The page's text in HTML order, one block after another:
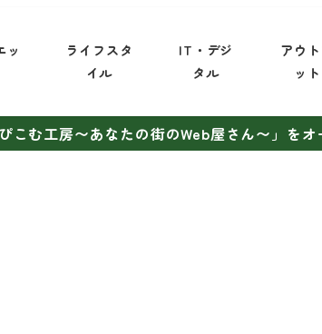
ッ
ライフスタ
イル
IT・デジ
タル
アウ
ット
こむ工房〜あなたの街のWeb屋さん〜」をオ